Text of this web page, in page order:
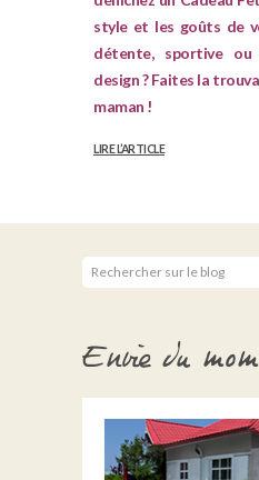
style et les goûts de
détente, sportive ou
design ? Faites la
maman !
LIRE L’ARTICLE
Envie du